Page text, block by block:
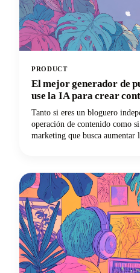
PRODUCT
El mejor generador de
use la IA para crear
Tanto si eres un bloguero
operación de contenido como
marketing que busca aumentar